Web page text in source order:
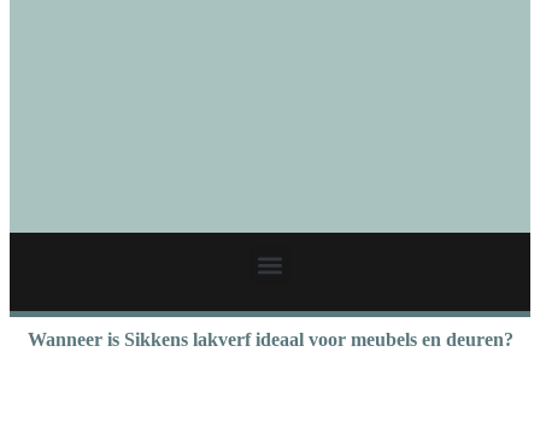
Wanneer is Sikkens lakverf ideaal voor meubels en deuren?